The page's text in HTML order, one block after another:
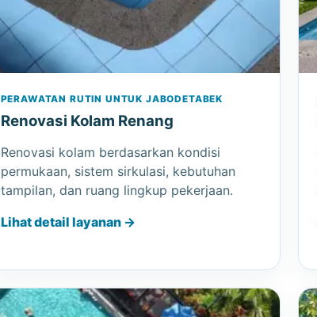
PERAWATAN RUTIN UNTUK JABODETABEK
Renovasi Kolam Renang
Renovasi kolam berdasarkan kondisi
permukaan, sistem sirkulasi, kebutuhan
tampilan, dan ruang lingkup pekerjaan.
Lihat detail layanan →